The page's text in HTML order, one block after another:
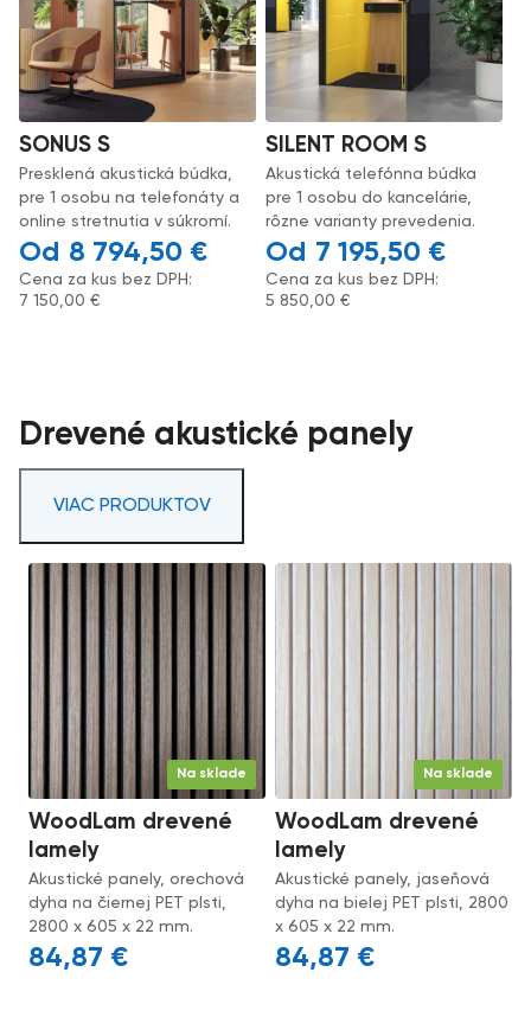
SONUS S
Presklená akustická búdka,
pre 1 osobu na telefonáty a
online stretnutia v súkromí.
8 794,50 €
Cena za kus bez DPH:
7 150,00 €
SILENT ROOM S
Akustická telefónna búdka
pre 1 osobu do kancelárie,
rôzne varianty prevedenia.
7 195,50 €
Cena za kus bez DPH:
5 850,00 €
Drevené akustické panely
VIAC PRODUKTOV
Na sklade
WoodLam drevené
lamely
Akustické panely, orechová
dyha na čiernej PET plsti,
2800 x 605 x 22 mm.
84,87 €
Na sklade
WoodLam drevené
lamely
Akustické panely, jaseňová
dyha na bielej PET plsti, 2800
x 605 x 22 mm.
84,87 €